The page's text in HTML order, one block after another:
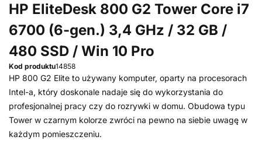
HP EliteDesk 800 G2 Tower Core i7
6700 (6-gen.) 3,4 GHz / 32 GB /
480 SSD / Win 10 Pro
Kod produktu14858
HP 800 G2 Elite to używany komputer, oparty na procesorach
Intel-a, który doskonale nadaje się do wykorzystania do
profesjonalnej pracy czy do rozrywki w domu. Obudowa typu
Tower w czarnym kolorze zwróci na pewno na siebie uwagę w
każdym pomieszczeniu.